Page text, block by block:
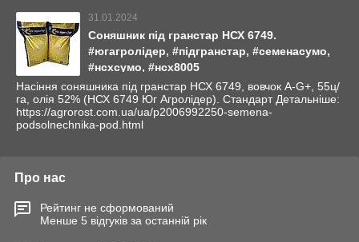
31.01.2024
Соняшник під гранстар НСХ 6749.
#югагролідер, #підгранстар, #семенасумо,
#нсхсумо, #нсх8005
Насіння соняшника під гранстар НСХ 6749, вовчок A-G+, 55ц/
га, олія 52% (НСХ 6749 Юг Агролідер). Стандарт Детальніше:
https://agrorost.com.ua/ua/p2006992250-semena-
podsolnechnika-pod.html
Про нас
Рейтинг не сформований
Менше 5 відгуків за останній рік